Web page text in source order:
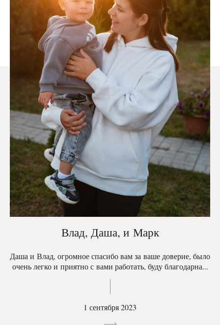
Влад, Даша, и Марк
Даша и Влад, огромное спасибо вам за ваше доверие, было
очень легко и приятно с вами работать, буду благодарна...
1 сентября 2023